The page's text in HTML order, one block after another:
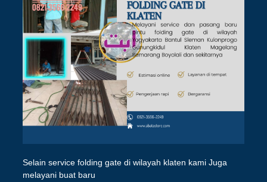
Selain service folding gate di wilayah klaten kami Juga
melayani buat baru